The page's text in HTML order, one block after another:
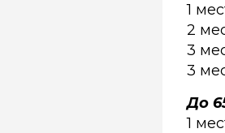
1
2
3
3
До
1